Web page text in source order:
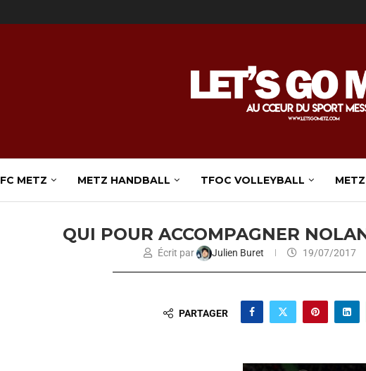
FC METZ METZ HANDBALL TFOC VOLLEYBALL
QUI POUR ACCOMPAGNER
Écrit par Julien Buret 19/07/2017
PARTAGER